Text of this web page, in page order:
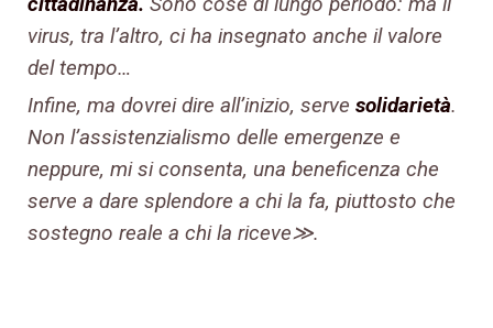
virus, tra l’altro, ci ha insegnato anche il valore
del tempo…
Infine, ma dovrei dire all’inizio, serve solidarietà.
Non l’assistenzialismo delle emergenze e
neppure, mi si consenta, una beneficenza che
serve a dare splendore a chi la fa, piuttosto che
sostegno reale a chi la riceve≫.